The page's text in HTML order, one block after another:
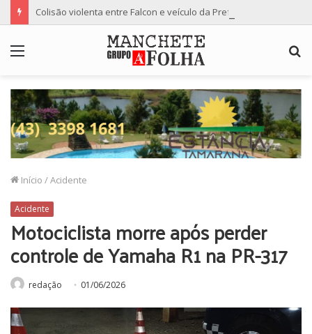
Início /Acidente
Acidente
Motociclista morre após perder
controle de Yamaha R1 na PR-317
redação 01/06/2026